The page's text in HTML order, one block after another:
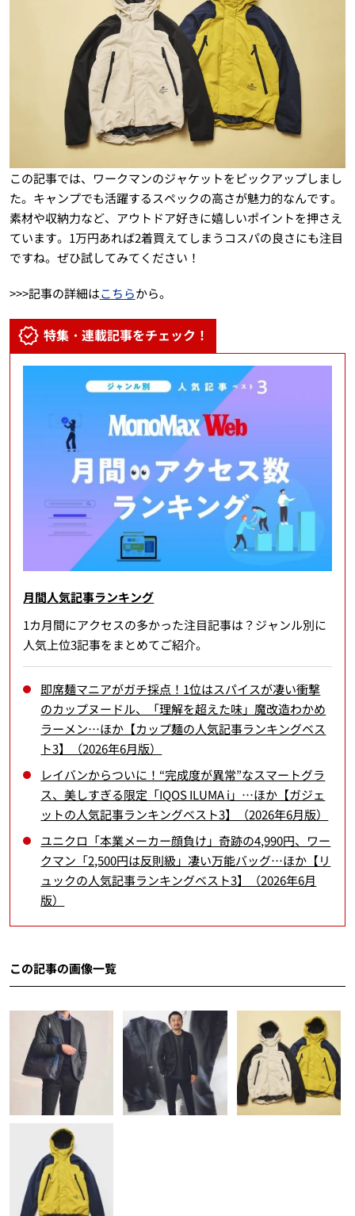
この記事では、ワークマンのジャケットをピックアップしまし
た。キャンプでも活躍するスペックの高さが魅力的なんです。
素材や収納力など、アウトドア好きに嬉しいポイントを押さえ
ています。1万円あれば2着買えてしまうコスパの良さにも注目
ですね。ぜひ試してみてください！
>>>記事の詳細はこちらから。
特集・連載記事をチェック！
月間人気記事ランキング
1カ月間にアクセスの多かった注目記事は？ジャンル別に
人気上位3記事をまとめてご紹介。
即席麺マニアがガチ採点！1位はスパイスが凄い衝撃
のカップヌードル、「理解を超えた味」魔改造わかめ
ラーメン…ほか【カップ麺の人気記事ランキングベス
ト3】（2026年6月版）
レイバンからついに！“完成度が異常”なスマートグラ
ス、美しすぎる限定「IQOS ILUMA i」…ほか【ガジェ
ットの人気記事ランキングベスト3】（2026年6月版）
ユニクロ「本業メーカー顔負け」奇跡の4,990円、ワー
クマン「2,500円は反則級」凄い万能バッグ…ほか【リ
ュックの人気記事ランキングベスト3】（2026年6月
版）
この記事の画像一覧